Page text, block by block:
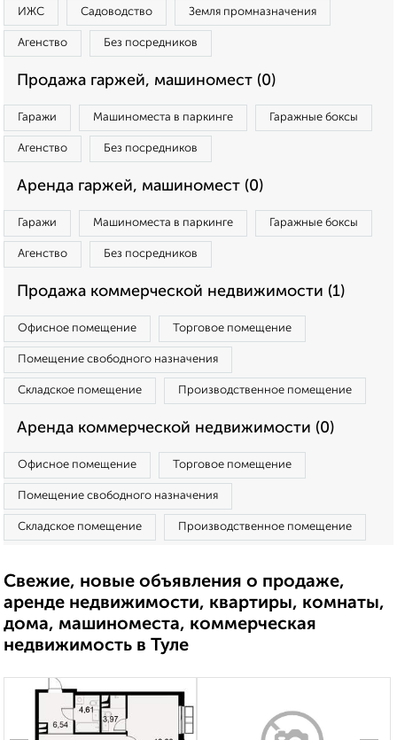
ИЖС Садоводство Земля промназначения
Агенство Без посредников
Продажа гаржей, машиномест (0)
Гаражи Машиноместа в паркинге Гаражные боксы
Агенство Без посредников
Аренда гаржей, машиномест (0)
Гаражи Машиноместа в паркинге Гаражные боксы
Агенство Без посредников
Продажа коммерческой недвижимости (1)
Офисное помещение Торговое помещение
Помещение свободного назначения
Складское помещение Производственное помещение
Аренда коммерческой недвижимости (0)
Офисное помещение Торговое помещение
Помещение свободного назначения
Складское помещение Производственное помещение
Свежие, новые объявления о продаже,
аренде недвижимости, квартиры, комнаты,
дома, машиноместа, коммерческая
недвижимость в Туле